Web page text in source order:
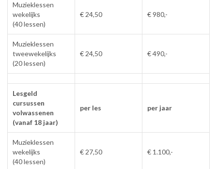
Muzieklessen
wekelijks
(40 lessen)
€ 24,50 € 980,-
Muzieklessen
tweewekelijks
(20 lessen)
€ 24,50 € 490,-
Lesgeld
cursussen
volwassenen
(vanaf 18 jaar)
per les per jaar
Muzieklessen
wekelijks
(40 lessen)
€ 27,50 € 1.100,-